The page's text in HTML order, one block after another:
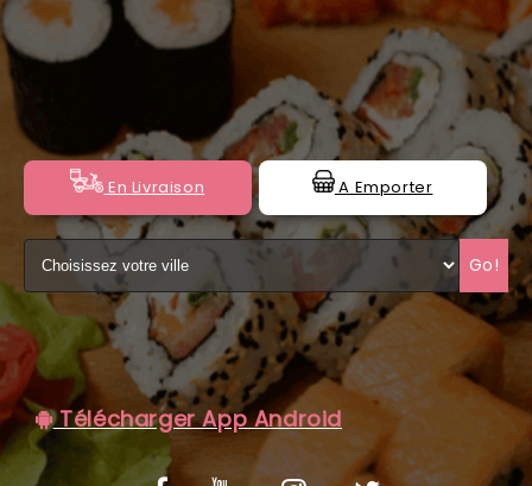
ACCUEIL
VOTRE COMPTE
NOTRE RESTAURANT
VOS AVIS
MENTIONS LÉGALES
C.G.V
En Livraison A Emporter
Go!
Télécharger App Android